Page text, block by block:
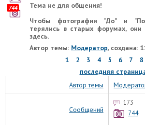
Тема не для общения!
Чтобы фотографии "До" и
терялись в старых форумах, они
здесь.
Автор темы: Модератор, создана:
1
2 3 4 5 6 7 8
последняя
744
Автор темы
Сообщений
173
744